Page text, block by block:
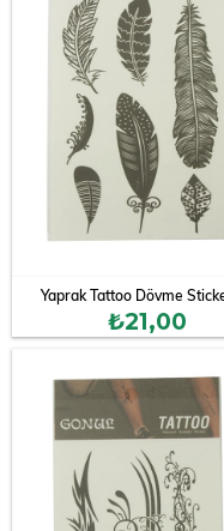
Yaprak Tattoo Dövme
₺21,00